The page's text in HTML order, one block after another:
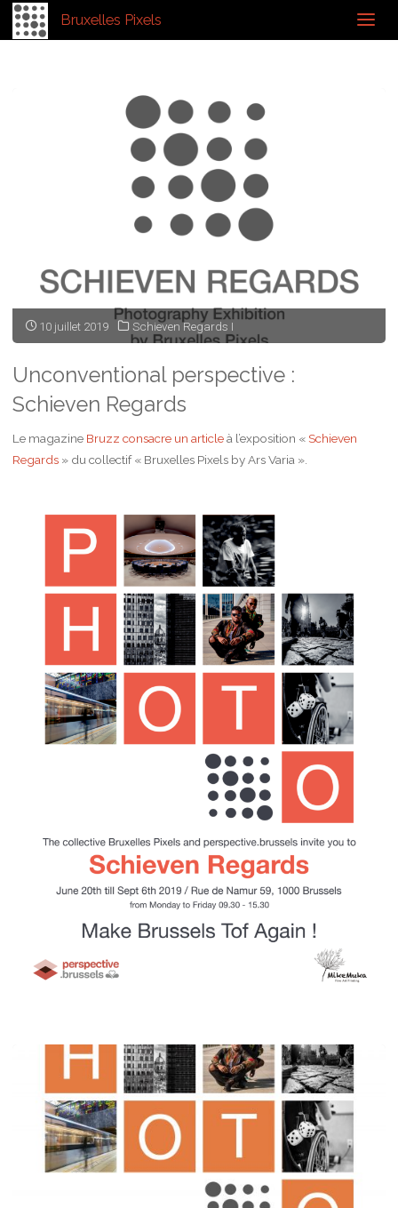
Bruxelles Pixels
Home
"Schieven Regards I"
10 juillet 2019 Schieven Regards I
Unconventional perspective :
Schieven Regards
Le magazine Bruzz consacre un articleà l’exposition « Schieven
Regards » du collectif « Bruxelles Pixels by Ars Varia ».